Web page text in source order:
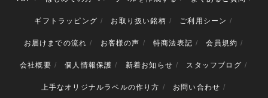
ギフトラッピング お取り扱い銘柄 ご利用シーン
お届けまでの流れ お客様の声 特商法表記 会員規約
会社概要 個人情報保護 新着お知らせ スタッフブログ
上手なオリジナルラベルの作り方 お問い合わせ